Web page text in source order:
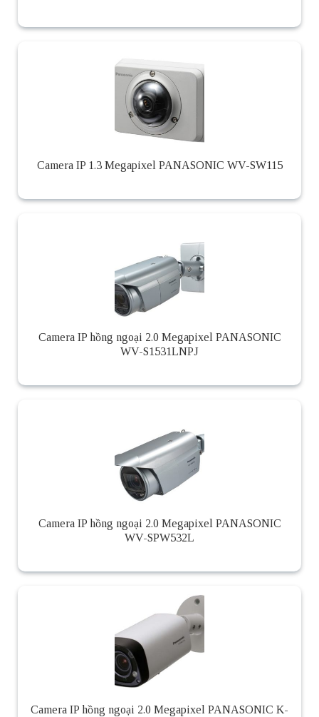
Camera IP 1.3 Megapixel PANASONIC WV-SW115
Camera IP hồng ngoại 2.0 Megapixel PANASONIC
WV-S1531LNPJ
Camera IP hồng ngoại 2.0 Megapixel PANASONIC
WV-SPW532L
Camera IP hồng ngoại 2.0 Megapixel PANASONIC K-